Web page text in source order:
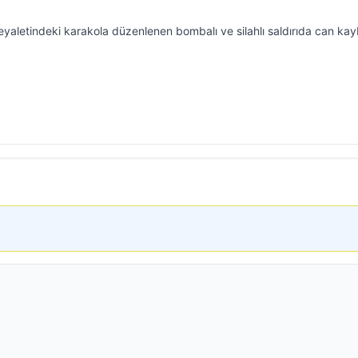
karakola düzenlenen bombalı ve silahlı saldırıda can